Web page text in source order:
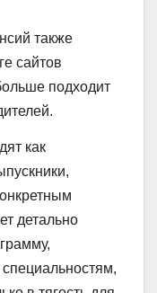
также
сайтов
подходит
как
детально